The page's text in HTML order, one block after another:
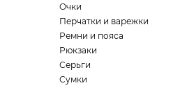
Очки
Перчатки и варежки
Ремни и пояса
Рюкзаки
Серьги
Сумки